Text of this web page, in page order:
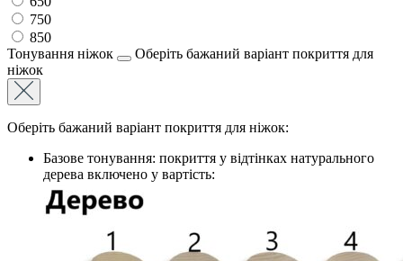
750
850
Тонування ніжок
Оберіть бажаний варіант покриття для
ніжок
Оберіть бажаний варіант покриття для ніжок:
Базове тонування: покриття у відтінках натурального
дерева включено у вартість: